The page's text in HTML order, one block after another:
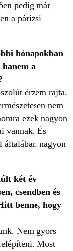
pedig már
a párizsi
hónapokban
a
érzem rajta.
nem
ezek nagyon
vannak. És
általában nagyon
két év
csendben és
benne, hogy
Nem gyors
Most